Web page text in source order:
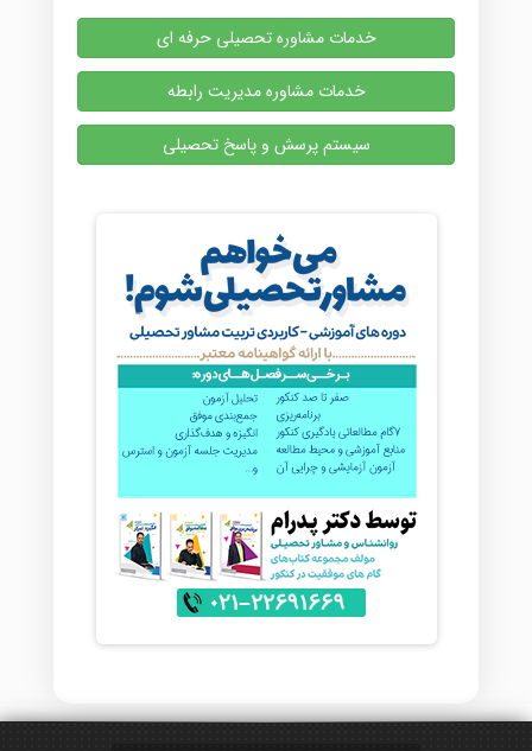
خدمات مشاوره تحصیلی حرفه ای
خدمات مشاوره مدیریت رابطه
سیستم پرسش و پاسخ تحصیلی